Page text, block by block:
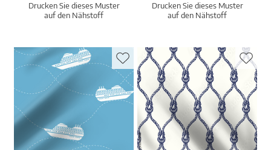
Drucken Sie dieses Muster
auf den Nähstoff
Drucken Sie dieses Muster
auf den Nähstoff